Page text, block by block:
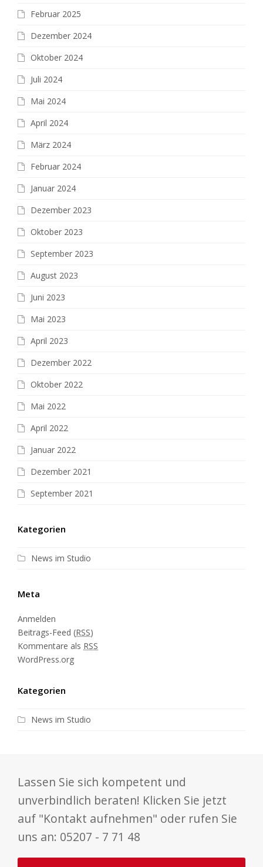
Februar 2025
Dezember 2024
Oktober 2024
Juli 2024
Mai 2024
April 2024
März 2024
Februar 2024
Januar 2024
Dezember 2023
Oktober 2023
September 2023
August 2023
Juni 2023
Mai 2023
April 2023
Dezember 2022
Oktober 2022
Mai 2022
April 2022
Januar 2022
Dezember 2021
September 2021
Kategorien
News im Studio
Meta
Anmelden
Beitrags-Feed (RSS)
Kommentare als RSS
WordPress.org
Kategorien
News im Studio
Lassen Sie sich kompetent und
unverbindlich beraten! Klicken Sie jetzt
auf "Kontakt aufnehmen" oder rufen Sie
uns an: 05207 - 7 71 48